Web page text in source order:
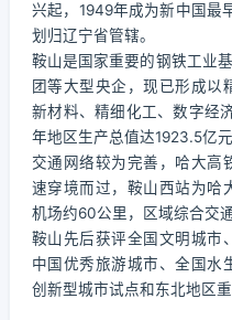
兴起，1949年成为新中国最
划归辽宁省管辖。
鞍山是国家重要的钢铁工业
团等大型央企，现已形成以
新材料、精细化工、数字经
年地区生产总值达1923.5亿元
交通网络较为完善，哈大高
速穿境而过，鞍山西站为哈
机场约60公里，区域综合交
鞍山先后获评全国文明城市
中国优秀旅游城市、全国水
创新型城市试点和东北地区